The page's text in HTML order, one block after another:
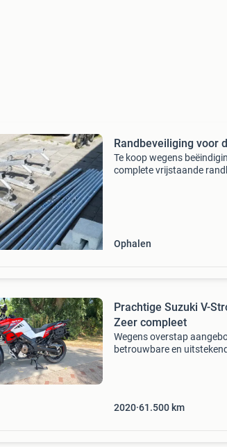
Randbeveiliging voor
Te koop wegens
complete vrijstaande
Ophalen
Prachtige Suzuki V-
Zeer compleet
Wegens overstap
betrouwbare en
2020 61.500 km